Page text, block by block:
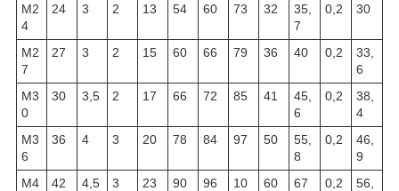
М2
4
24 3 2 13 54 60 73 32
35,
7
0,2 30
М2
7
27 3 2 15 60 66 79 36 40 0,2
33,
6
М3
0
30 3,5 2 17 66 72 85 41
45,
6
0,2
38,
4
М3
6
36 4 3 20 78 84 97 50
55,
8
0,2
46,
9
М4
42 4,5 3 23 90 96
10
60 67
0,2
56,